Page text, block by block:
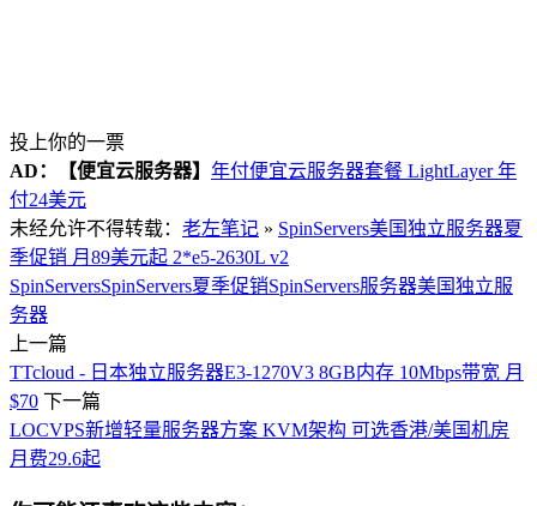
投上你的一票
AD：
【便宜云服务器】 年付便宜云服务器套餐 LightLayer 年
付24美元
未经允许不得转载： 老左笔记 » SpinServers美国独立服务器夏
季促销 月89美元起 2*e5-2630L v2
SpinServersSpinServers夏季促销SpinServers服务器美国独立服
务器
上一篇
TTcloud - 日本独立服务器E3-1270V3 8GB内存 10Mbps带宽 月
$70 下一篇
LOCVPS新增轻量服务器方案 KVM架构 可选香港/美国机房
月费29.6起